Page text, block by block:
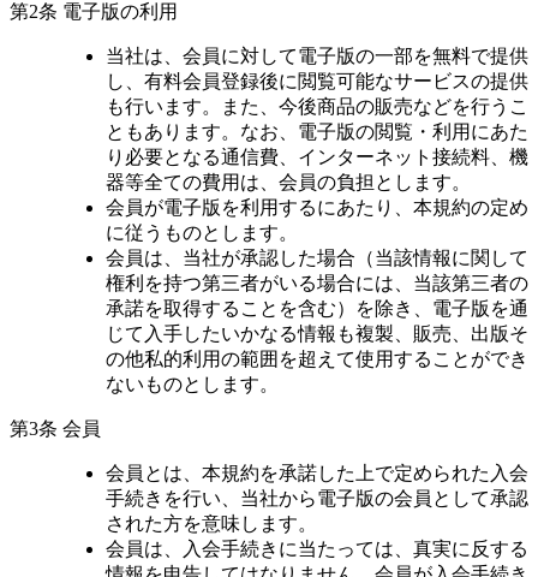
第2条 電子版の利用
当社は、会員に対して電子版の一部を無料で提供
し、有料会員登録後に閲覧可能なサービスの提供
も行います。また、今後商品の販売などを行うこ
ともあります。なお、電子版の閲覧・利用にあた
り必要となる通信費、インターネット接続料、機
器等全ての費用は、会員の負担とします。
会員が電子版を利用するにあたり、本規約の定め
に従うものとします。
会員は、当社が承認した場合（当該情報に関して
権利を持つ第三者がいる場合には、当該第三者の
承諾を取得することを含む）を除き、電子版を通
じて入手したいかなる情報も複製、販売、出版そ
の他私的利用の範囲を超えて使用することができ
ないものとします。
第3条 会員
会員とは、本規約を承諾した上で定められた入会
手続きを行い、当社から電子版の会員として承認
された方を意味します。
会員は、入会手続きに当たっては、真実に反する